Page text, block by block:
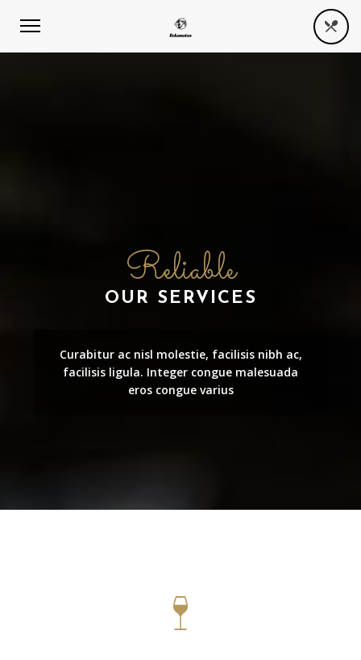
Reliable
OUR SERVICES
Curabitur ac nisl molestie, facilisis nibh ac,
facilisis ligula. Integer congue malesuada
eros congue varius